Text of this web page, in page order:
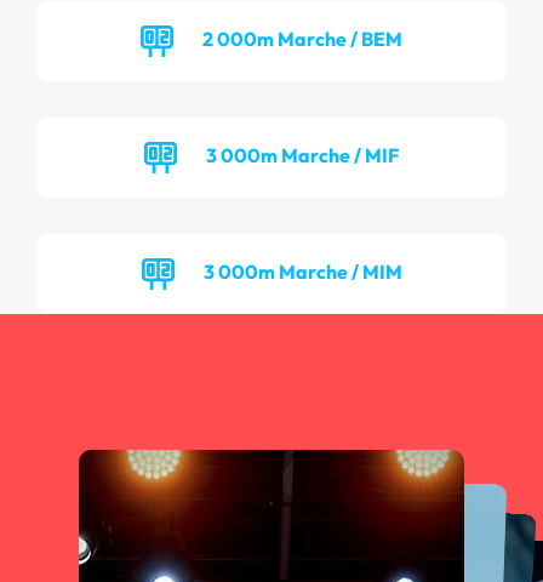
2 000m Marche / BEM
3 000m Marche / MIF
3 000m Marche / MIM